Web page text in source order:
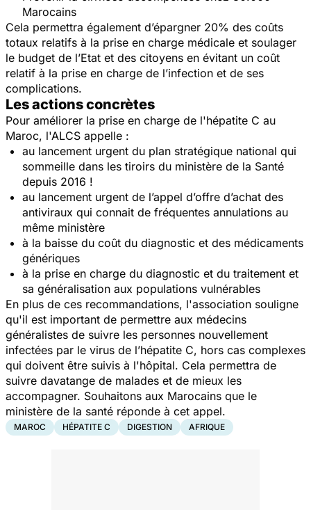
Marocains
Cela permettra également d’épargner 20% des coûts
totaux relatifs à la prise en charge médicale et soulager
le budget de l’Etat et des citoyens en évitant un coût
relatif à la prise en charge de l’infection et de ses
complications.
Les actions concrètes
Pour améliorer la prise en charge de l'hépatite C au
Maroc, l'ALCS appelle :
au lancement urgent du plan stratégique national qui
sommeille dans les tiroirs du ministère de la Santé
depuis 2016 !
au lancement urgent de l’appel d’offre d’achat des
antiviraux qui connait de fréquentes annulations au
même ministère
à la baisse du coût du diagnostic et des médicaments
génériques
à la prise en charge du diagnostic et du traitement et
sa généralisation aux populations vulnérables
En plus de ces recommandations, l'association souligne
qu'il est important de permettre aux médecins
généralistes de suivre les personnes nouvellement
infectées par le virus de l’hépatite C, hors cas complexes
qui doivent être suivis à l'hôpital. Cela permettra de
suivre davatange de malades et de mieux les
accompagner. Souhaitons aux Marocains que le
ministère de la santé réponde à cet appel.
MAROC HÉPATITE C DIGESTION AFRIQUE